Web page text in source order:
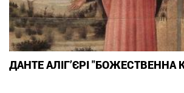
ДАНТЕ АЛІГ’ЄРІ "БОЖЕСТВЕННА